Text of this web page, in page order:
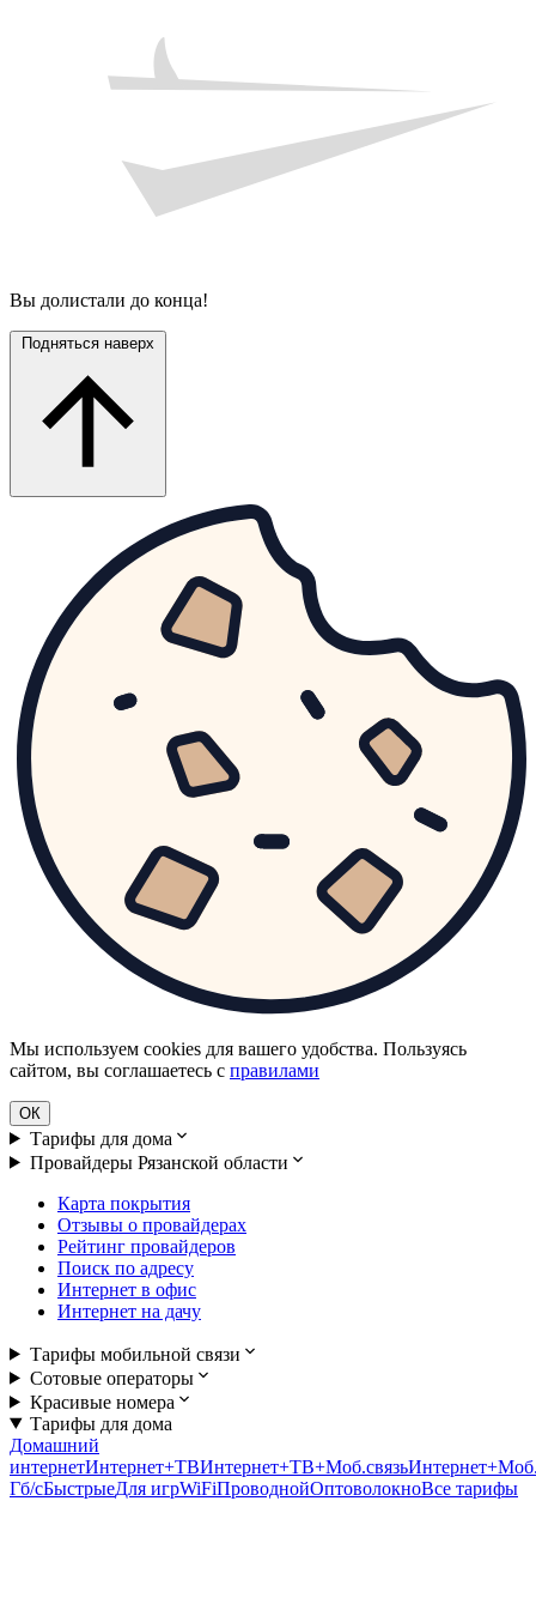
Вы долистали до конца!
Мы используем cookies для вашего удобства. Пользуясь
сайтом, вы соглашаетесь с правилами
ОК
Тарифы для дома
Провайдеры Рязанской области
Карта покрытия
Отзывы о провайдерах
Рейтинг провайдеров
Поиск по адресу
Интернет в офис
Интернет на дачу
Тарифы мобильной связи
Сотовые операторы
Красивые номера
Тарифы для дома
Домашний
интернетИнтернет+ТВИнтернет+ТВ+Моб.связь
Гб/cБыстрыеДля игрWiFiПроводнойОптоволокноВсе тарифы